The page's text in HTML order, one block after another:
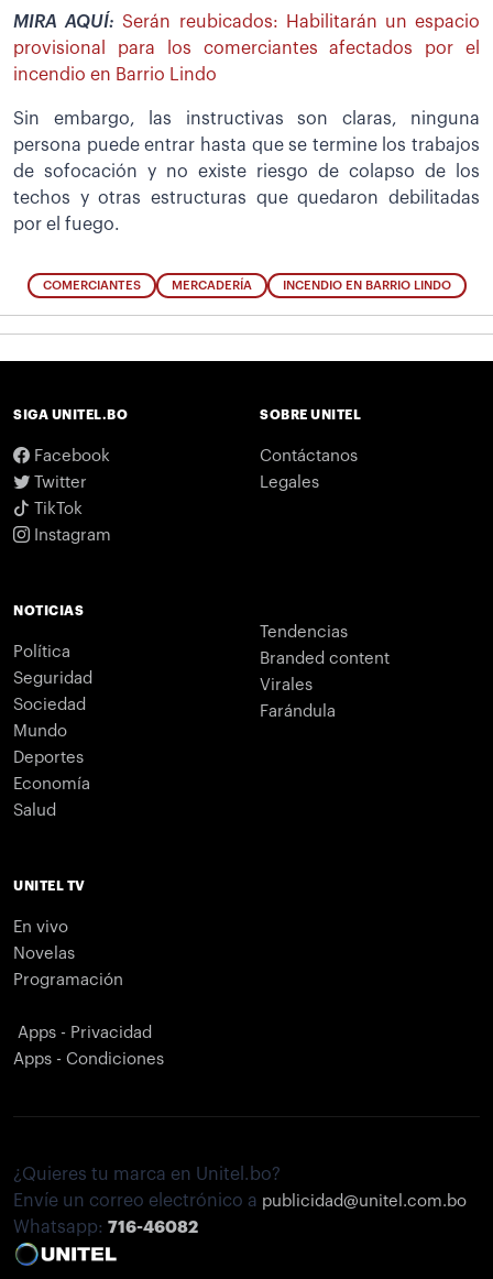
MIRA AQUÍ:Serán reubicados: Habilitarán un espacio
provisional para los comerciantes afectados por el
incendio en Barrio Lindo
Sin embargo, las instructivas son claras, ninguna
persona puede entrar hasta que se termine los trabajos
de sofocación y no existe riesgo de colapso de los
techos y otras estructuras que quedaron debilitadas
por el fuego.
COMERCIANTES MERCADERÍA INCENDIO EN BARRIO LINDO
SIGA UNITEL.BO
Facebook
Twitter
TikTok
Instagram
SOBRE UNITEL
Contáctanos
Legales
NOTICIAS
Política
Seguridad
Sociedad
Mundo
Deportes
Economía
Salud
Tendencias
Branded content
Virales
Farándula
UNITEL TV
En vivo
Novelas
Programación
Apps - Privacidad
Apps - Condiciones
¿Quieres tu marca en Unitel.bo?
Envíe un correo electrónico a publicidad@unitel.com.bo
Whatsapp: 716-46082